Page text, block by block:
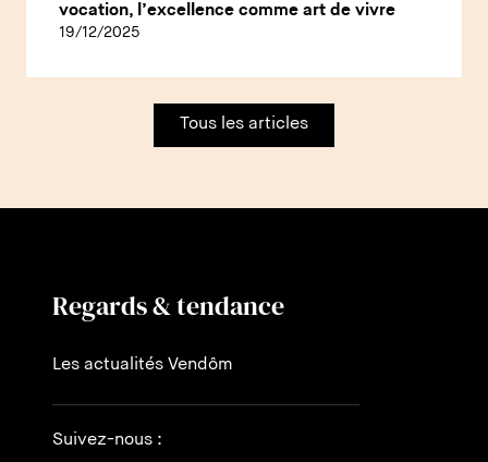
vocation, l’excellence comme art de vivre
19/12/2025
Tous les articles
Regards & tendance
Les actualités Vendôm
Suivez-nous :